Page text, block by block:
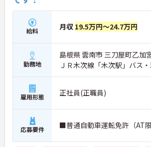
給料 月収 19.5万円～24.7万円
勤務地
島根県 雲南市 三刀屋町乙加
ＪＲ木次線「木次駅」バス
雇用形態 正社員(正職員)
応募要件 ■普通自動車運転免許（AT限